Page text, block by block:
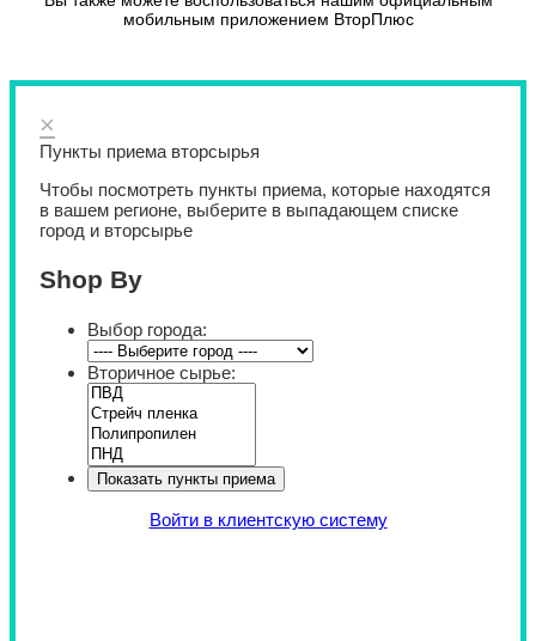
мобильным приложением ВторПлюс
×
Пункты приема вторсырья
Чтобы посмотреть пункты приема, которые находятся
в вашем регионе, выберите в выпадающем списке
город и вторсырье
Shop By
Выбор города:
Вторичное сырье:
Войти в клиентскую систему